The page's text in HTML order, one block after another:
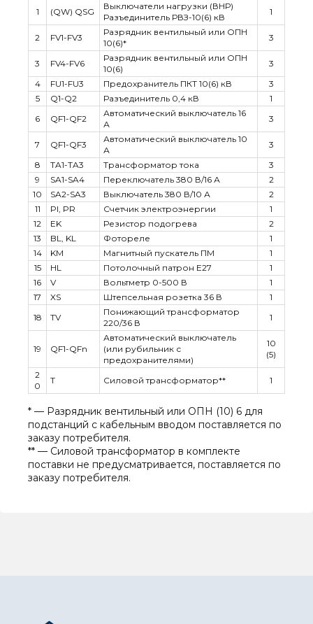
1
(QW) QSG
Выключатели нагрузки (ВНР)
Разъединитель РВЗ-10(6) кВ
1
2 FV1-FV3
Разрядник вентильный или ОПН
10(6)*
3
3 FV4-FV6
Разрядник вентильный или ОПН
10(6)
3
4
FU1-FU3 Предохранитель ПКТ 10(6) кВ
3
5
Q1-Q2 Разъединитель 0,4 кВ
1
6
QF1-QF2
Автоматический выключатель 16
А
3
7 QF1-QF3
Автоматический выключатель 10
А
3
8
TA1-TA3 Трансформатор тока
3
9
SA1-SA4 Переключатель 380 В/16 А
2
10
SA2-SA3 Выключатель 380 В/10 А
2
11
PI, PR Счетчик электроэнергии
1
12
EK Резистор подогрева
2
13
BL, KL Фотореле
1
14
KM Магнитный пускатель ПМ
1
15
HL Потолочный патрон Е27
1
16
V Вольтметр 0-500 В
1
17
XS Штепсельная розетка 36 В
1
18
TV
Понижающий трансформатор
220/36 В
1
19 QF1-QFn
Автоматический выключатель
(или рубильник с
предохранителями)
10
(5)
2
0
T Силовой трансформатор** 1
* — Разрядник вентильный или ОПН (10) 6 для
подстанций с кабельным вводом поставляется по
заказу потребителя.
** — Силовой трансформатор в комплекте
поставки не предусматривается, поставляется по
заказу потребителя.